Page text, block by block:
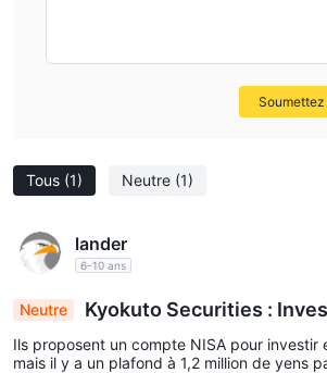
Tous (1) Neutre (1)
lander
6-10 ans
Neutre
Kyokuto Securities :
vec une condition sur les frais et
Ils proposent un compte NISA pour investir
mais il y a un plafond à 1,2 million de yens